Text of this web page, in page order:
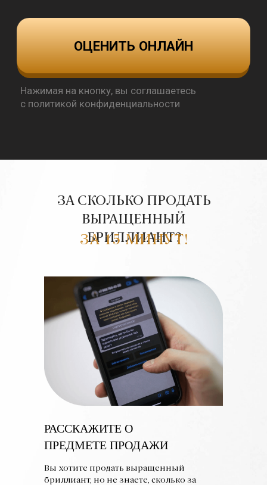
Вы хотите продать выращенный
бриллиант, но не знаете, сколько за
РАССКАЖИТЕ О
ПРЕДМЕТЕ ПРОДАЖИ
ЗА СКОЛЬКО ПРОДАТЬ
ВЫРАЩЕННЫЙ
БРИЛЛИАНТ?
ЗА 15 МИНУТ!